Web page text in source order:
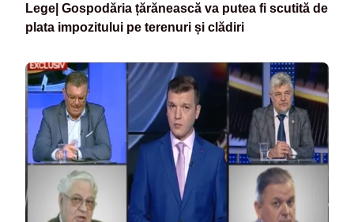
Lege| Gospodăria țărănească va putea fi scutită de
plata impozitului pe terenuri și clădiri